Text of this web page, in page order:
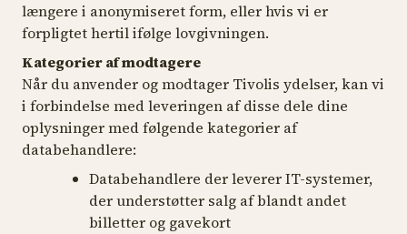
længere i anonymiseret form, eller hvis vi er
forpligtet hertil ifølge lovgivningen.
Kategorier af modtagere
Når du anvender og modtager Tivolis ydelser, kan vi
i forbindelse med leveringen af disse dele dine
oplysninger med følgende kategorier af
databehandlere:
Databehandlere der leverer IT-systemer,
der understøtter salg af blandt andet
billetter og gavekort